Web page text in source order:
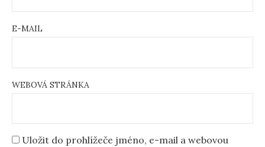
E-MAIL
WEBOVÁ STRÁNKA
Uložit do prohlížeče jméno, e-mail a webovou